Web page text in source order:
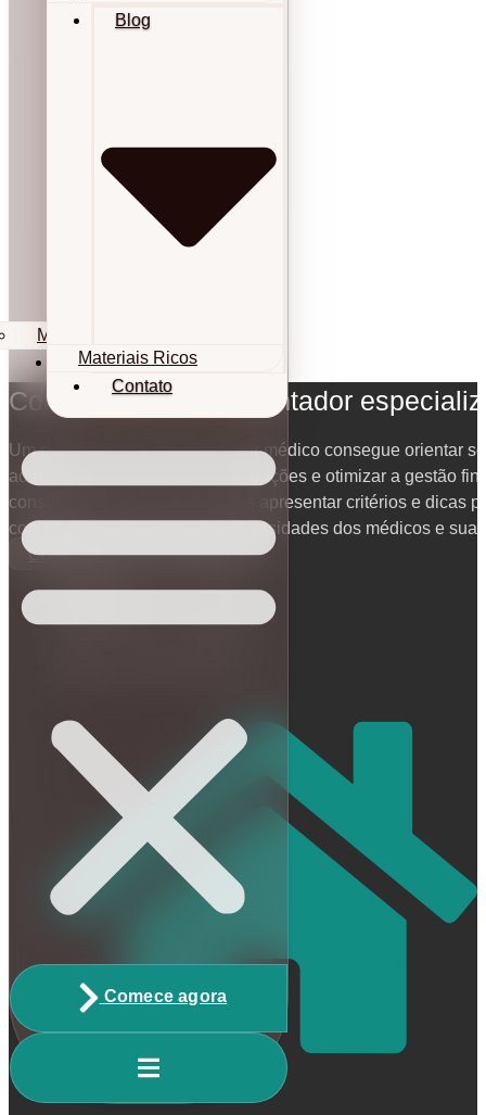
Materiais Ricos
Contato
Blog
Materiais Ricos
Contato
Comece agora
Como escolher um contador
Um contador experiente no setor médico consegue orientar
adequado, reduzir riscos de autuações e otimizar a gestão
consultório. Neste artigo, vamos apresentar critérios e dicas
contador ideal, alinhado às necessidades dos médicos e
Contabilidade para Médicos
Atualizado em 24/10/2025